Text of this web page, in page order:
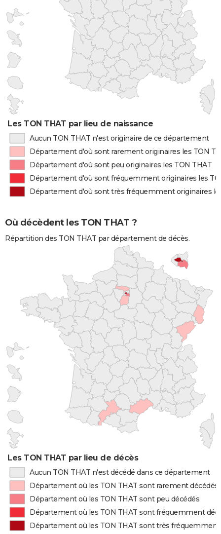
Les TON THAT par lieu de naissance
Aucun TON THAT n'est originaire de ce département
Département d'où sont rarement originaires les TON
Département d'où sont peu originaires les TON THAT
Département d'où sont fréquemment originaires les
Département d'où sont très fréquemment originaires
Où décèdent les TON THAT ?
Répartition des TON THAT par département de décès.
Les TON THAT par lieu de décès
Aucun TON THAT n'est décédé dans ce département
Département où les TON THAT sont rarement décédés
Département où les TON THAT sont peu décédés
Département où les TON THAT sont fréquemment
Département où les TON THAT sont très fréquemment